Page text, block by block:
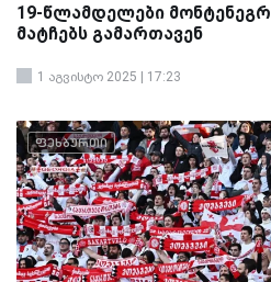
19-წლამდელები
მატჩებს გამართავენ
1 აგვისტო 2025 | 17:23
ფეხბურთი